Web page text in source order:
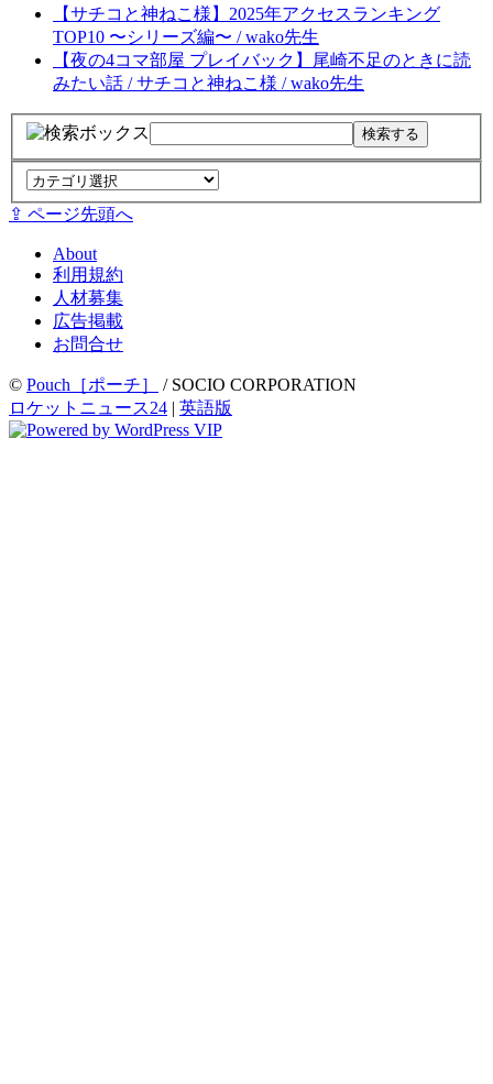
【サチコと神ねこ様】2025年アクセスランキング
TOP10 〜シリーズ編〜 / wako先生
【夜の4コマ部屋 プレイバック】尾崎不足のときに読
みたい話 / サチコと神ねこ様 / wako先生
⇪ ページ先頭へ
About
利用規約
人材募集
広告掲載
お問合せ
© Pouch［ポーチ］
/ SOCIO CORPORATION
ロケットニュース24 | 英語版